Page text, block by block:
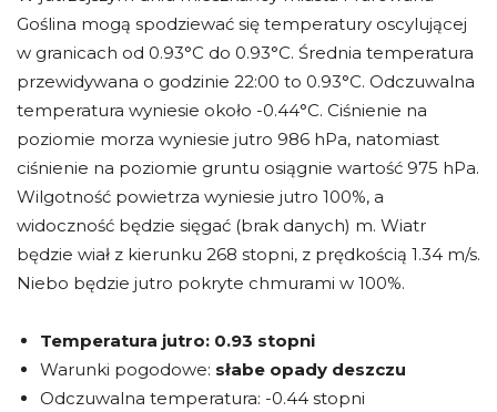
Goślina mogą spodziewać się temperatury oscylującej
w granicach od 0.93°C do 0.93°C. Średnia temperatura
przewidywana o godzinie 22:00 to 0.93°C. Odczuwalna
temperatura wyniesie około -0.44°C. Ciśnienie na
poziomie morza wyniesie jutro 986 hPa, natomiast
ciśnienie na poziomie gruntu osiągnie wartość 975 hPa.
Wilgotność powietrza wyniesie jutro 100%, a
widoczność będzie sięgać (brak danych) m. Wiatr
będzie wiał z kierunku 268 stopni, z prędkością 1.34 m/s.
Niebo będzie jutro pokryte chmurami w 100%.
Temperatura jutro: 0.93 stopni
Warunki pogodowe: słabe opady deszczu
Odczuwalna temperatura: -0.44 stopni